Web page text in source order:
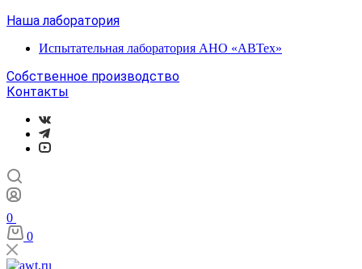
Наша лаборатория
Испытательная лаборатория АНО «АВТех»
Собственное производство
Контакты
0
0